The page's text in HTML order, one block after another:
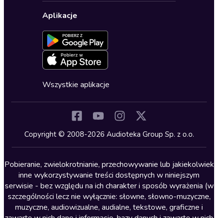
Dla młodzieży
Kryminały
Lektury szkolne
Literatura anglojęzyczna
Literatura faktu
Literatura obyczajowa
Literatura piękna obca
Ustawienia prywatności
Formularz zgłaszania nielegalnych treści
Deklaracja dostępności
Oferta dla firm i bibliotek
Dołącz do newslettera
Blog
Zapowiedzi
Cykle audiobooków
Aplikacje
Wszystkie aplikacje
Copyright © 2008-2026 Audioteka Group Sp. z o.o.
Pobieranie, zwielokrotnianie, przechowywanie lub jakiekolwiek
inne wykorzystywanie treści dostępnych w niniejszym
serwisie - bez względu na ich charakter i sposób wyrażenia (w
szczególności lecz nie wyłącznie: słowne, słowno-muzyczne,
muzyczne, audiowizualne, audialne, tekstowe, graficzne i